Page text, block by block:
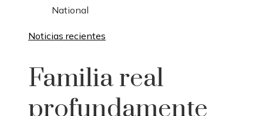
National
Noticias recientes
Familia real
profundamente